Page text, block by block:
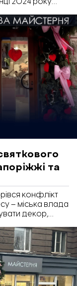
Запоріжжя»
та
конфлікт
– міська влада
декор,
фасади
«Відбудова.
правила діють
бізнес
розміщення